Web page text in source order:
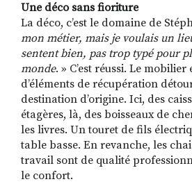
Une déco sans fioriture
La déco, c’est le domaine de
mon métier, mais je voulais un
sentent bien, pas trop typé pour
monde. » C’est réussi. Le mobilier
d’éléments de récupération
destination d’origine. Ici, des
étagères, là, des boisseaux de
les livres. Un touret de fils
table basse. En revanche, les
travail sont de qualité
le confort.